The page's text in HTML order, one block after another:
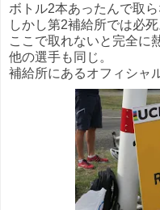
ボトル2本あったんで取
しかし第2補給所では必死
ここで取れないと完全に
他の選手も同じ。
補給所にあるオフィシャ